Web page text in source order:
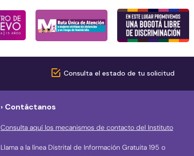
Consulta el estado de tu solicitud
› Contáctanos
Consulta aquí los mecanismos de contacto del Instituto
Llama a la línea Distrital de Información Gratuita 195 o